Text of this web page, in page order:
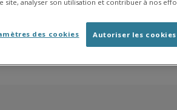
2025/2026 encliquant ici.
site, analyser son utilisation et contribuer à nos
Autoriser les cookies
des cookies